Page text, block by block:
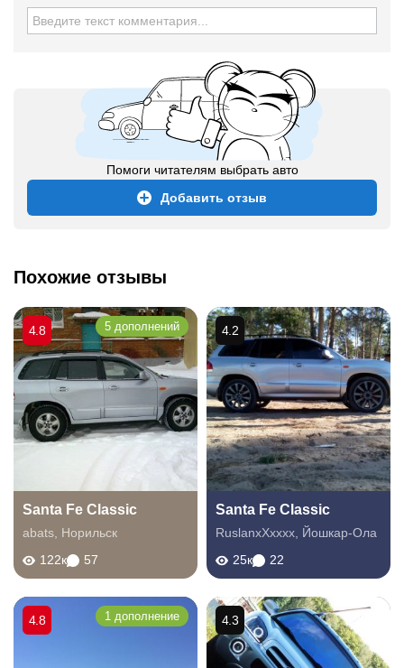
Помоги читателям выбрать авто
Добавить отзыв
Похожие отзывы
Santa Fe Classic
abats Норильск
122к
57
4.8 5 дополнений
Santa Fe Classic
RuslanxXxxxx Йошкар-Ола
25к
22
4.2
4.8 1 дополнение 4.3